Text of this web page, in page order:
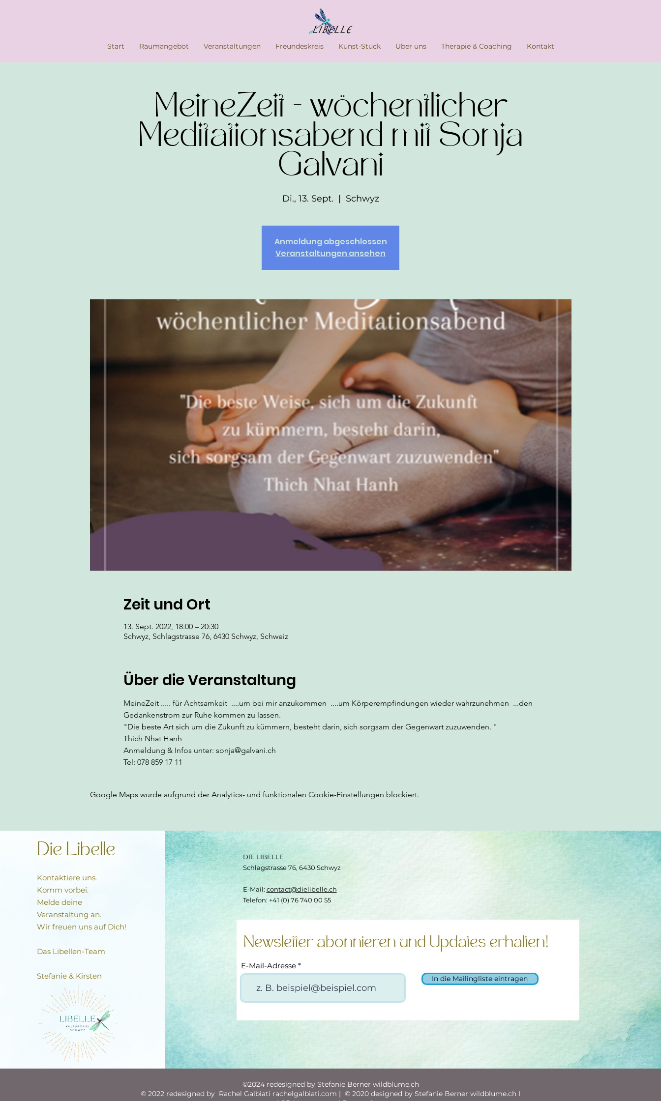
Start Raumangebot Veranstaltungen Freundeskreis Kunst-Stück Über uns Therapie & Coaching Kontakt
MeineZeit - wöchentlicher
Meditationsabend mit Sonja
Galvani
Di., 13. Sept.
  |
Schwyz
Anmeldung abgeschlossen
Veranstaltungen ansehen
Zeit und Ort
13. Sept. 2022, 18:00 – 20:30
Schwyz, Schlagstrasse 76, 6430 Schwyz, Schweiz
Über die Veranstaltung
MeineZeit ..... für Achtsamkeit  ....um bei mir anzukommen  ....um Körperempfindungen wieder wahrzunehmen  ...den
Gedankenstrom zur Ruhe kommen zu lassen.
"Die beste Art sich um die Zukunft zu kümmern, besteht darin, sich sorgsam der Gegenwart zuzuwenden. "
Thich Nhat Hanh
Anmeldung & Infos unter: sonja@galvani.ch
Tel: 078 859 17 11
Google Maps wurde aufgrund der Analytics- und funktionalen Cookie-Einstellungen blockiert.
Die Libelle
Kontaktiere uns.
Komm vorbei.
Melde deine
Veranstaltung an.
Wir freuen uns auf Dich!
Das Libellen-Team​
Stefanie & Kirsten
DIE LIBELLE
Schlagstrasse 76, 6430 Schwyz
E-Mail: contact@dielibelle.ch
Telefon: +41 (0) 76 740 00 55
Newsletter abonnieren und Updates erhalten!
E-Mail-Adresse
In die Mailingliste eintragen
©2024 redesigned by Stefanie Berner wildblume.ch
© 2022 redesigned by Rachel Galbiati rachelgalbiati.com | © 2020 designed by Stefanie Berner wildblume.ch I